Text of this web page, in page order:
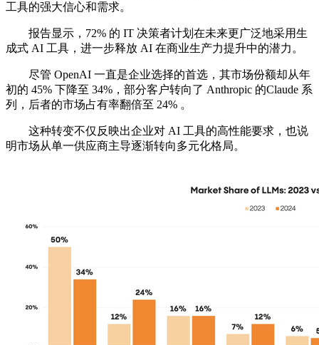
工具的强大信心和需求。
报告显示，72% 的 IT 决策者计划在未来更广泛地采用生
成式 AI 工具，进一步释放 AI 在商业生产力提升中的潜力。
尽管 OpenAI 一直是企业选择的首选，其市场份额却从年
初的 45% 下降至 34%，部分客户转向了 Anthropic 的Claude 系
列，后者的市场占有率翻倍至 24% 。
这种转变不仅反映出企业对 AI 工具的高性能要求，也说
明市场从单一供应商主导逐渐转向多元化格局。